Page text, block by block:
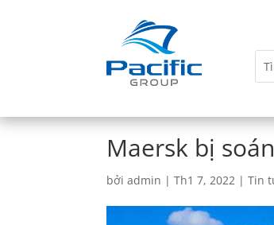
Maersk bị
bởiadmin |Th1 7, 2022 |Tin